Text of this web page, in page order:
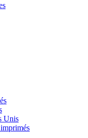
Unis